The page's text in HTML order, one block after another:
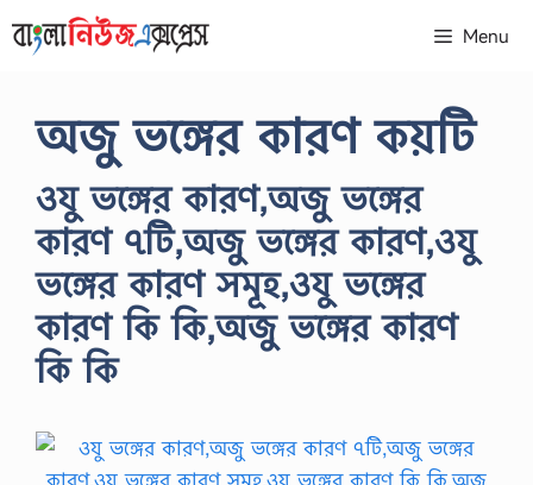
to
Menu
অজু ভঙ্গের কারণ কয়টি
ওযু ভঙ্গের কারণ,অজু ভঙ্গের
কারণ ৭টি,অজু ভঙ্গের কারণ,ওযু
ভঙ্গের কারণ সমূহ,ওযু ভঙ্গের
কারণ কি কি,অজু ভঙ্গের কারণ
কি কি